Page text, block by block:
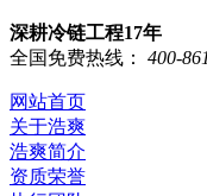
深耕冷链工程17年
全国免费热线：
400-
网站首页
关于浩爽
浩爽简介
资质荣誉